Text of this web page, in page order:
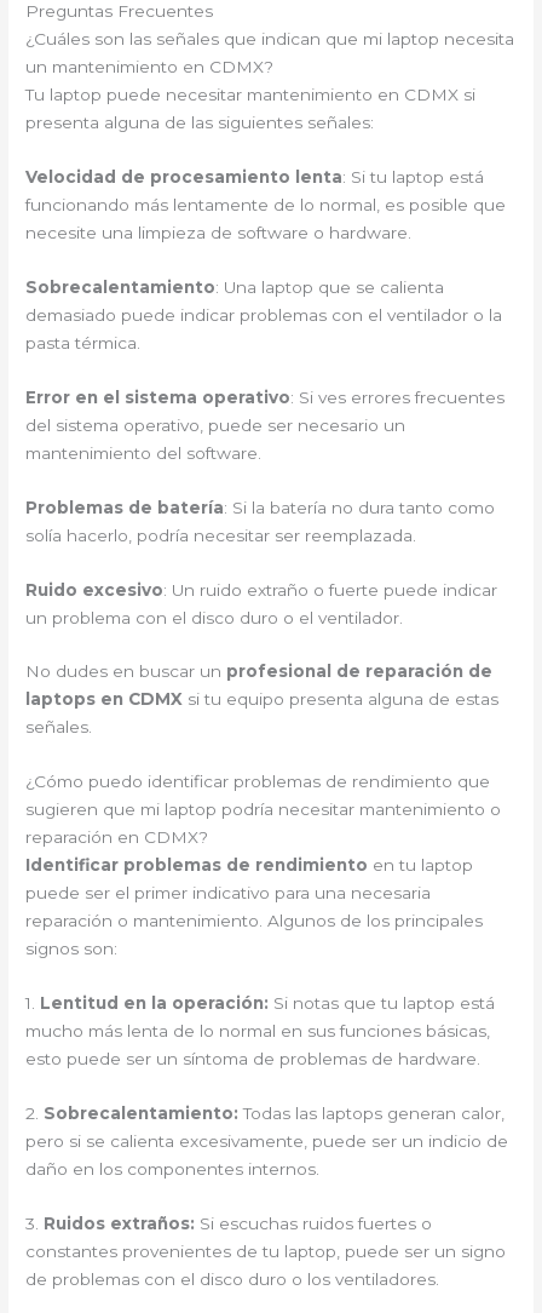
Preguntas Frecuentes
¿Cuáles son las señales que indican que mi laptop necesita
un mantenimiento en CDMX?
Tu laptop puede necesitar mantenimiento en CDMX si
presenta alguna de las siguientes señales:
Velocidad de procesamiento lenta: Si tu laptop está
funcionando más lentamente de lo normal, es posible que
necesite una limpieza de software o hardware.
Sobrecalentamiento: Una laptop que se calienta
demasiado puede indicar problemas con el ventilador o la
pasta térmica.
Error en el sistema operativo: Si ves errores frecuentes
del sistema operativo, puede ser necesario un
mantenimiento del software.
Problemas de batería: Si la batería no dura tanto como
solía hacerlo, podría necesitar ser reemplazada.
Ruido excesivo: Un ruido extraño o fuerte puede indicar
un problema con el disco duro o el ventilador.
No dudes en buscar un profesional de reparación de
laptops en CDMX si tu equipo presenta alguna de estas
señales.
¿Cómo puedo identificar problemas de rendimiento que
sugieren que mi laptop podría necesitar mantenimiento o
reparación en CDMX?
Identificar problemas de rendimiento en tu laptop
puede ser el primer indicativo para una necesaria
reparación o mantenimiento. Algunos de los principales
signos son:
1. Lentitud en la operación: Si notas que tu laptop está
mucho más lenta de lo normal en sus funciones básicas,
esto puede ser un síntoma de problemas de hardware.
2. Sobrecalentamiento: Todas las laptops generan calor,
pero si se calienta excesivamente, puede ser un indicio de
daño en los componentes internos.
3. Ruidos extraños: Si escuchas ruidos fuertes o
constantes provenientes de tu laptop, puede ser un signo
de problemas con el disco duro o los ventiladores.